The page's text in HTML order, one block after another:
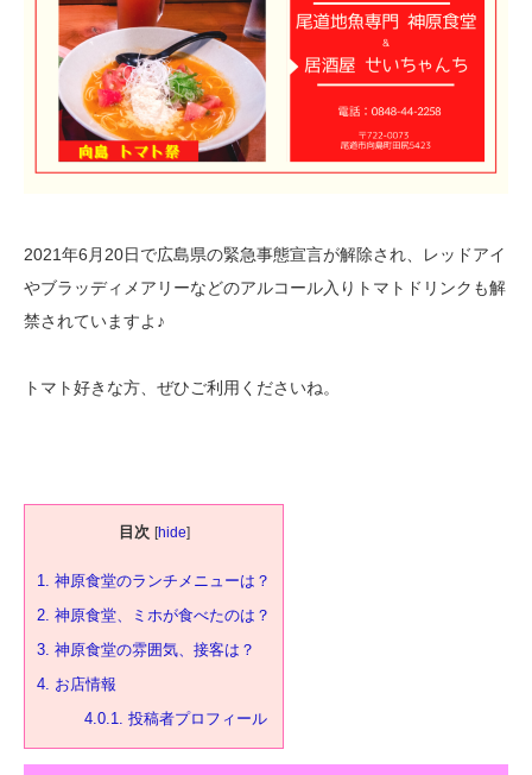
2021年6月20日で広島県の緊急事態宣言が解除され、レッドアイ
やブラッディメアリーなどのアルコール入りトマトドリンクも解
禁されていますよ♪
トマト好きな方、ぜひご利用くださいね。
目次 [hide]
1. 神原食堂のランチメニューは？
2. 神原食堂、ミホが食べたのは？
3. 神原食堂の雰囲気、接客は？
4. お店情報
4.0.1. 投稿者プロフィール